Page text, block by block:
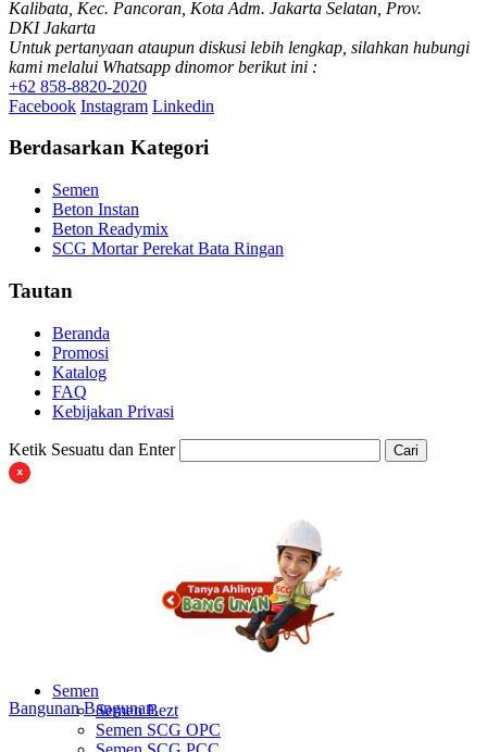
Kalibata, Kec. Pancoran, Kota Adm. Jakarta Selatan, Prov.
DKI Jakarta
Untuk pertanyaan ataupun diskusi lebih lengkap, silahkan hubungi
kami melalui Whatsapp dinomor berikut ini :
+62 858-8820-2020
Facebook Instagram Linkedin
Berdasarkan Kategori
Semen
Beton Instan
Beton Readymix
SCG Mortar Perekat Bata Ringan
Tautan
Beranda
Promosi
Katalog
FAQ
Kebijakan Privasi
Ketik Sesuatu dan Enter Cari
Bangunan Bangunan
Semen
Semen Bezt
Semen SCG OPC